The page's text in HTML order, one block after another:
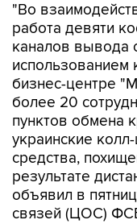
"Во
работа девяти
каналов вывода
бизнес-центре
более 20
пунктов обмена
украинские
средства,
результате
объявил в
связей (ЦОС)